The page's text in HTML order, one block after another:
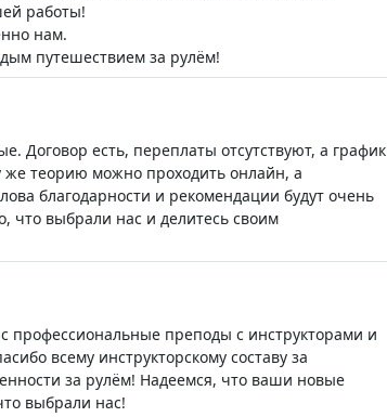
работы!
нам.
путешествием за рулём!
Договор есть, переплаты отсутствуют, а график
теорию можно проходить онлайн, а
благодарности и рекомендации будут очень
что выбрали нас и делитесь своим
профессиональные преподы с инструкторами и
всему инструкторскому составу за
за рулём! Надеемся, что ваши новые
выбрали нас!